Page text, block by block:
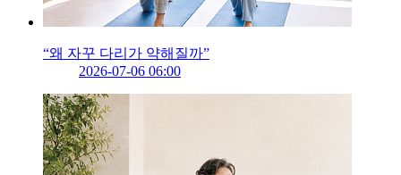
“왜 자꾸 다리가 약해질까”
2026-07-06 06:00